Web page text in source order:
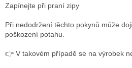
Zapínejte při praní zipy
Při nedodržení těchto pokynů může
poškození potahu.
👉 V takovém případě se na výrobek